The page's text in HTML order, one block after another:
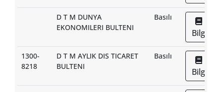
D T M DUNYA
EKONOMILERI BULTENI
Basılı
Bilgi
1300-
8218
D T M AYLIK DIS TICARET
BULTENI
Basılı
Bilgi